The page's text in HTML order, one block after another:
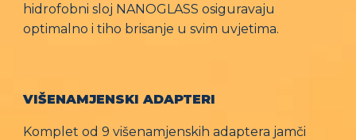
hidrofobni sloj NANOGLASS osiguravaju
optimalno i tiho brisanje u svim uvjetima.
VIŠENAMJENSKI ADAPTERI
Komplet od 9 višenamjenskih adaptera jamči